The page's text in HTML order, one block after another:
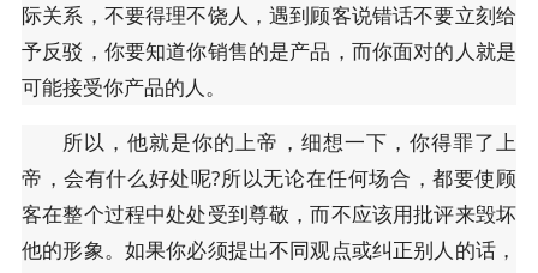
际关系，不要得理不饶人，遇到顾客说错话不要立刻给
予反驳，你要知道你销售的是产品，而你面对的人就是
可能接受你产品的人。
所以，他就是你的上帝，细想一下，你得罪了上
帝，会有什么好处呢?所以无论在任何场合，都要使顾
客在整个过程中处处受到尊敬，而不应该用批评来毁坏
他的形象。如果你必须提出不同观点或纠正别人的话，